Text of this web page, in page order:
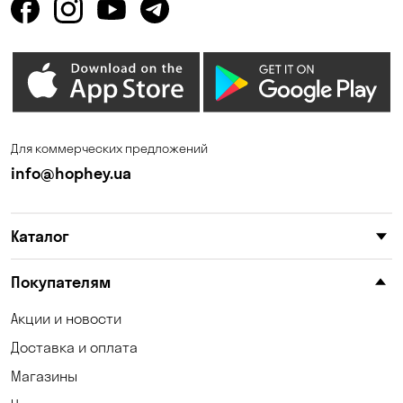
Запорожье
Каменское Катериновка
Корсунцы
Крюковщина
Кушугум
Лесники
Для коммерческих предложений
info@hophey.ua
Каталог
Покупателям
Акции и новости
Доставка и оплата
Магазины